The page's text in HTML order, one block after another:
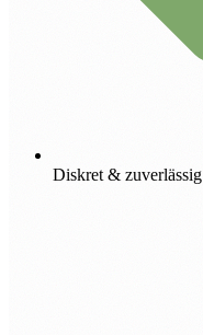
Diskret & zuverlässig